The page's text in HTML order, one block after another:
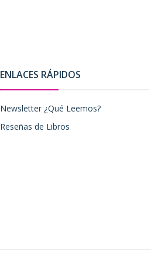
ENLACES RÁPIDOS
Newsletter ¿Qué Leemos?
Reseñas de Libros